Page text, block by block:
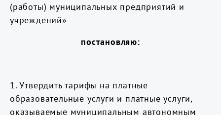
(работы) муниципальных предприятий и
учреждений»
постановляю:
1. Утвердить тарифы на платные
образовательные услуги и платные услуги,
оказываемые муниципальным автономным